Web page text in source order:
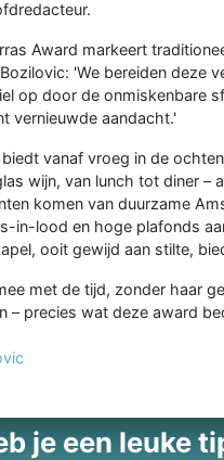
Award markeert
'We bereiden deze
op door de onmiskenbare
vernieuwde aandacht.'
biedt vanaf vroeg in de
wijn, van lunch tot diner –
komen van duurzame
in-lood en hoge plafonds
ooit gewijd aan stilte,
met de tijd, zonder haar
– precies wat deze award
je een leuke